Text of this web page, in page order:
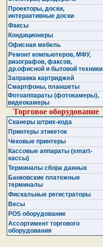
Проекторы, доски,
интерактивные доски
Факсы
Кондиционеры
Офисная мебель
Ремонт компьютеров, МФУ,
ризографов, факсов,
др.офисной и бытовой техники
Заправка картриджей
Смартфоны, планшеты
Фотоаппараты (фотокамеры),
видеокамеры
Торговое оборудование
Сканеры штрих-кода
Принтеры этикеток
Чековые принтеры
Кассовые аппараты (smart-
кассы)
Терминалы сбора данных
Банковские платежные
терминалы
Фискальные регистраторы
Весы
POS оборудование
Ассортимент торгового
оборудования